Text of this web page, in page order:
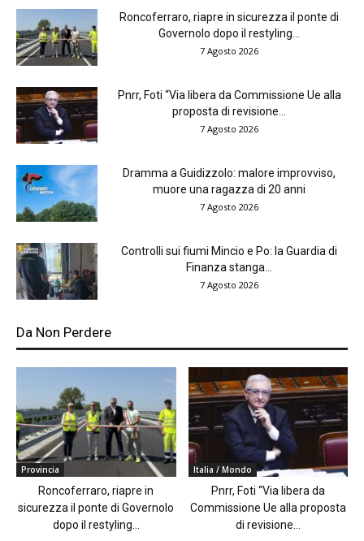
Roncoferraro, riapre in sicurezza il ponte di
Governolo dopo il restyling...
7 Agosto 2026
Pnrr, Foti “Via libera da Commissione Ue alla
proposta di revisione...
7 Agosto 2026
Dramma a Guidizzolo: malore improvviso,
muore una ragazza di 20 anni
7 Agosto 2026
Controlli sui fiumi Mincio e Po: la Guardia di
Finanza stanga...
7 Agosto 2026
Da Non Perdere
Provincia
Roncoferraro, riapre in
sicurezza il ponte di Governolo
dopo il restyling...
Italia / Mondo
Pnrr, Foti “Via libera da
Commissione Ue alla proposta
di revisione...